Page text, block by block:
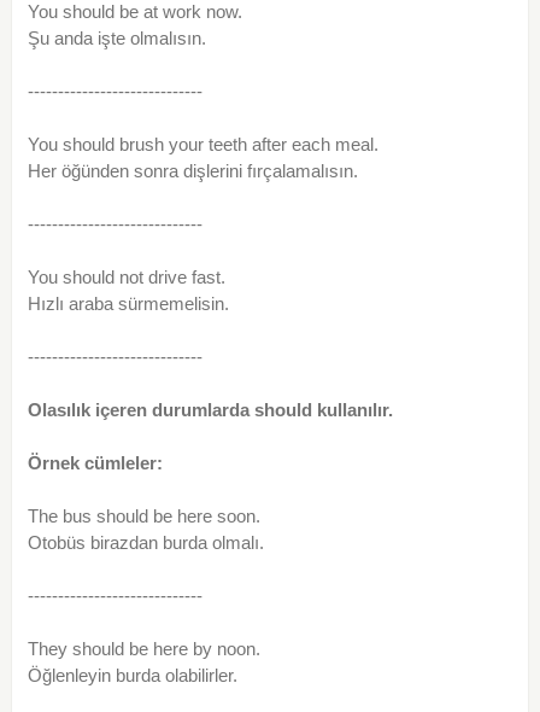
You should be at work now.
Şu anda işte olmalısın.
-----------------------------
You should brush your teeth after each meal.
Her öğünden sonra dişlerini fırçalamalısın.
-----------------------------
You should not drive fast.
Hızlı araba sürmemelisin.
-----------------------------
Olasılık içeren durumlarda should kullanılır.
Örnek cümleler:
The bus should be here soon.
Otobüs birazdan burda olmalı.
-----------------------------
They should be here by noon.
Öğlenleyin burda olabilirler.